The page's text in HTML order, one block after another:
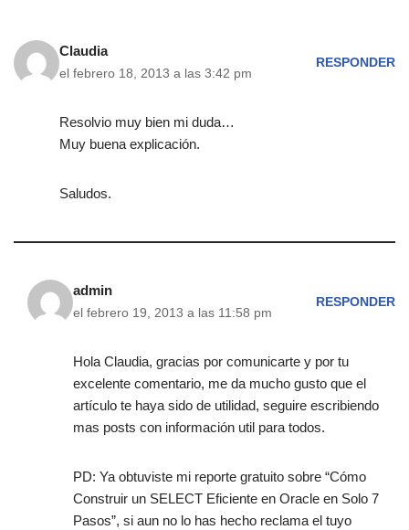
Claudia
el febrero 18, 2013 a las 3:42 pm
RESPONDER
Resolvio muy bien mi duda…
Muy buena explicación.
Saludos.
admin
el febrero 19, 2013 a las 11:58 pm
RESPONDER
Hola Claudia, gracias por comunicarte y por tu
excelente comentario, me da mucho gusto que el
artículo te haya sido de utilidad, seguire escribiendo
mas posts con información util para todos.
PD: Ya obtuviste mi reporte gratuito sobre “Cómo
Construir un SELECT Eficiente en Oracle en Solo 7
Pasos”, si aun no lo has hecho reclama el tuyo